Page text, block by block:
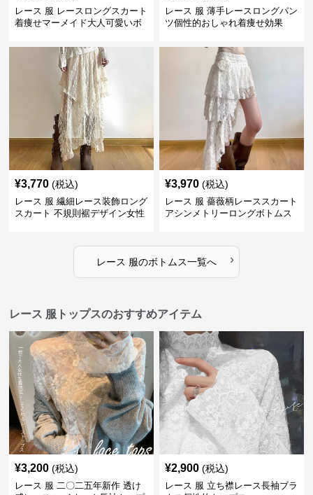
レース 服 レースロングスカート
着痩せマーメイド大人可愛いボ
レース 服 薄手レースロングパン
ツ個性的おしゃれ着痩せ効果
¥3,770 (税込)
レース 服 繊細レース装飾ロング
スカート 不規則裾デザイン女性
¥3,970 (税込)
レース 服 薔薇柄レーススカート
アシンメトリーロングボトムス
レース 服のボトムス一覧へ ›
レース 服トップスのおすすめアイテム
¥3,200 (税込)
レース 服 二〇二五年新作 透け
¥2,900 (税込)
レース 服 立ち襟レース長袖ブラ